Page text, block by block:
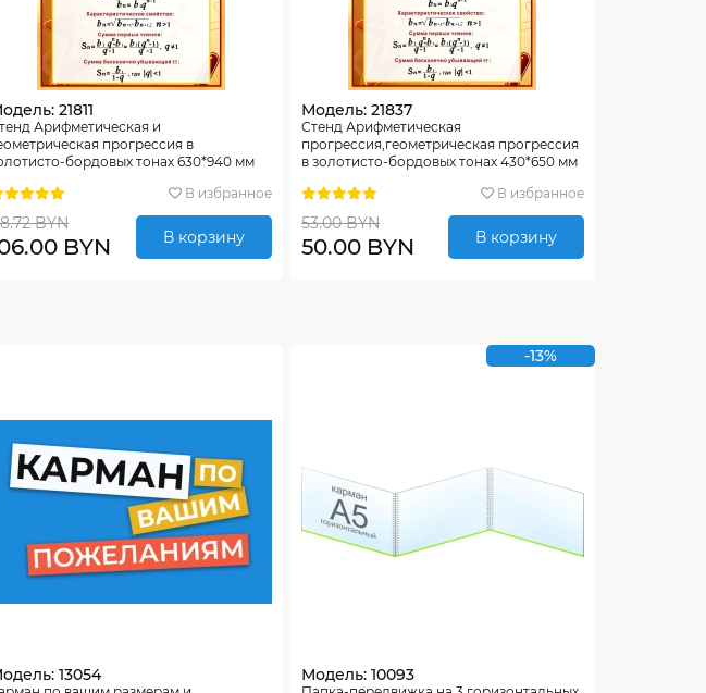
21811
Арифметическая и
прогрессия в
бордовых тонах 630*940 мм
В избранное
BYN
BYN В корзину
Модель: 21837
Стенд Арифметическая
прогрессия,геометрическая прогрессия
в золотисто-бордовых тонах 430*650 мм
В избранное
53.00 BYN
50.00 BYN В корзину
13054
-13%
Модель: 10093